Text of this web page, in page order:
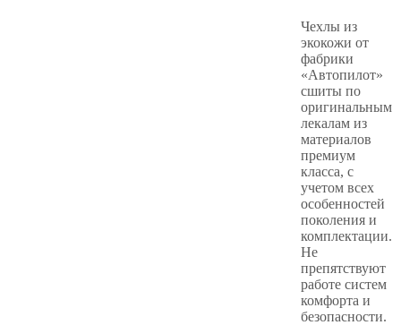
Чехлы из
экокожи от
фабрики
«Автопилот»
сшиты по
оригинальным
лекалам из
материалов
премиум
класса, с
учетом всех
особенностей
поколения и
комплектации.
Не
препятствуют
работе систем
комфорта и
безопасности.